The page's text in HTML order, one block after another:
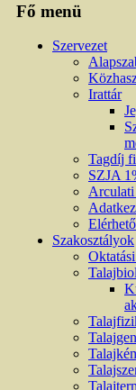
Fő menü
Szervezet
Irattár
Tagdíj
SZJA
Szakosztályok